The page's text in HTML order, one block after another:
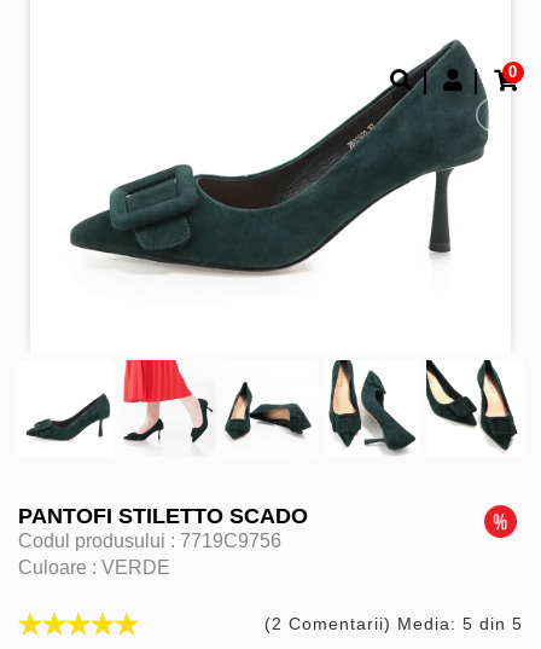
0
PANTOFI STILETTO SCADO
Codul produsului : 7719C9756
Culoare : VERDE
(2 Comentarii) Media: 5 din 5